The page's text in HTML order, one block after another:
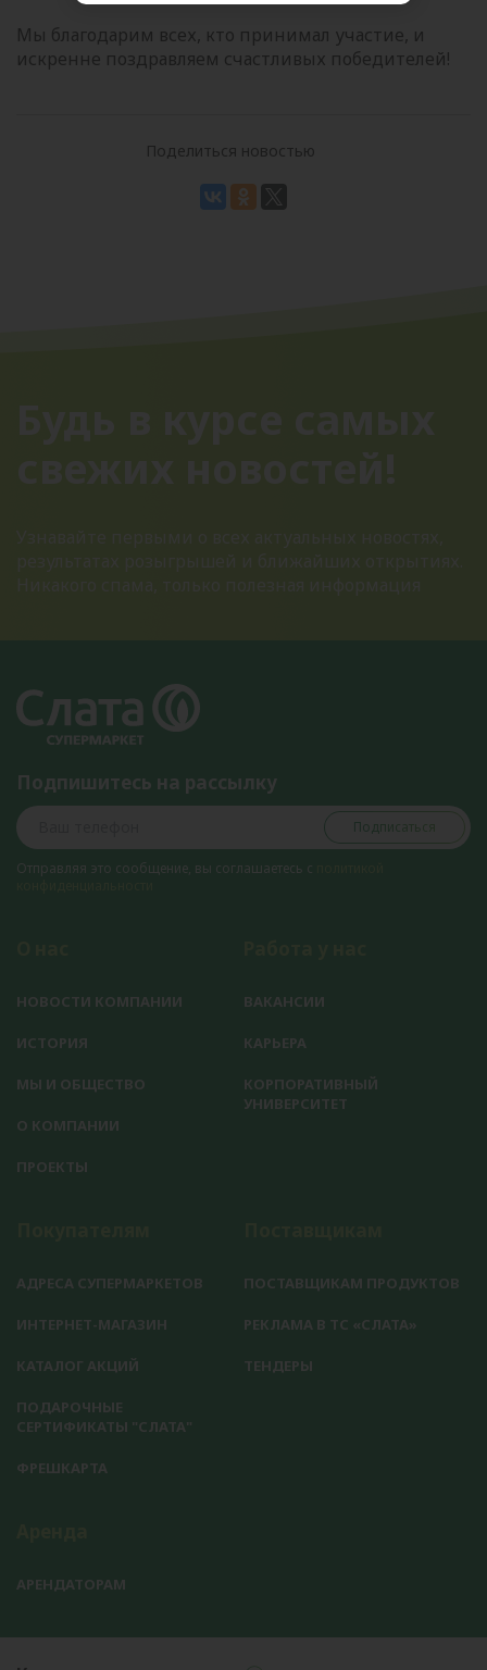
Мы благодарим всех, кто принимал участие, и
искренне поздравляем счастливых победителей!
Поделиться новостью
Подпишитесь на рассылку
Подписаться
Отправляя это сообщение, вы соглашаетесь с
НОВОСТИ КОМПАНИИ
ИСТОРИЯ
МЫ И ОБЩЕСТВО
О КОМПАНИИ
ПРОЕКТЫ
ВАКАНСИИ
КАРЬЕРА
КОРПОРАТИВНЫЙ
УНИВЕРСИТЕТ
АДРЕСА СУПЕРМАРКЕТОВ
ИНТЕРНЕТ-МАГАЗИН
КАТАЛОГ АКЦИЙ
ПОДАРОЧНЫЕ
СЕРТИФИКАТЫ "СЛАТА"
ФРЕШКАРТА
ПОСТАВЩИКАМ ПРОДУКТОВ
РЕКЛАМА В ТС «СЛАТА»
ТЕНДЕРЫ
АРЕНДАТОРАМ